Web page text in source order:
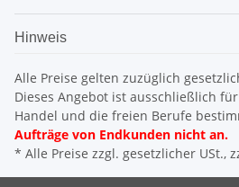
Hinweis
Alle Preise gelten zuzüglich
Dieses Angebot ist ausschließlich
Handel und die freien Berufe
Aufträge von Endkunden nicht an.
* Alle Preise zzgl. gesetzlicher USt.,